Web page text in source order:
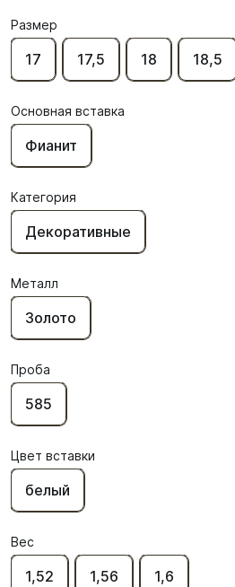
Размер
17 17,5 18 18,5
Основная вставка
Фианит
Категория
Декоративные
Металл
Золото
Проба
585
Цвет вставки
белый
Вес
1,52 1,56 1,6